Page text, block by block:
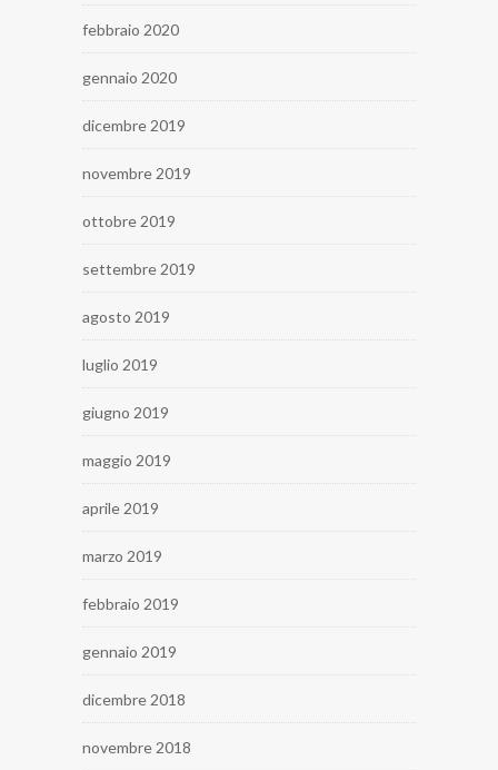
febbraio 2020
gennaio 2020
dicembre 2019
novembre 2019
ottobre 2019
settembre 2019
agosto 2019
luglio 2019
giugno 2019
maggio 2019
aprile 2019
marzo 2019
febbraio 2019
gennaio 2019
dicembre 2018
novembre 2018